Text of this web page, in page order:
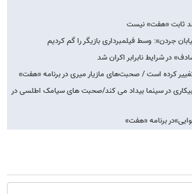
ثابت «هفت» نیست
جردن»: وسط فیلمبرداری بازیگر را گم کردیم
در شرایط نابرابر اکران شد
کرده است / صحبت‌های مازیار میری در برنامه «هفت»
در سینما بیداد می کند/صحبت های سیامک اطلسی در
برنامه «هفت»